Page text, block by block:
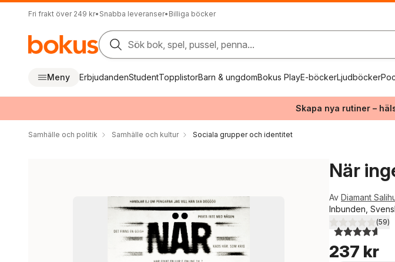
Fri frakt över 249 kr• Snabba leveranser• Billiga böcker
Sök bok, spel, pussel, penna...
Meny ErbjudandenStudentTopplistorBarn & ungdomBokus PlayE-böckerLjudböcker
Skapa nya rutiner –
Samhälle och politik Samhälle och kultur Sociala grupper och identitet
När
Av Diamant
Inbunden,
4,6utav 5 (59)
237 kr